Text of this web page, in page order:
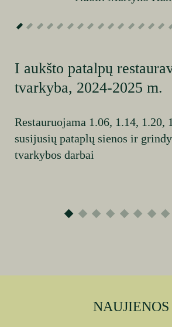
I aukšto patalpų
tvarkyba, 2024-2025 m.
Restauruojama 1.06, 1.14, 1.20,
susijusių pataplų sienos ir
tvarkybos darbai
NAUJIENOS